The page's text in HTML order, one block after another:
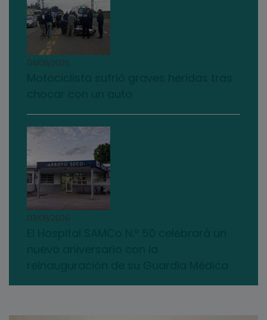
04/08/2026
03/08/2026